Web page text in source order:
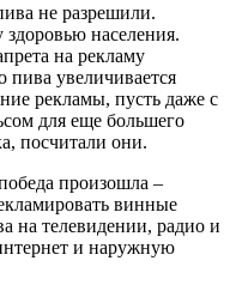
не разрешили.
здоровью населения.
на рекламу
пива увеличивается
рекламы, пусть даже с
для еще большего
посчитали они.
произошла –
винные
на телевидении, радио и
и наружную